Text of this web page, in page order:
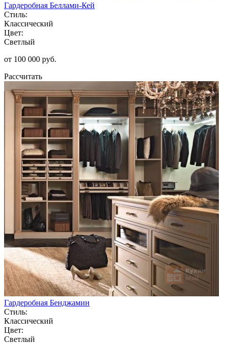
Гардеробная Беллами-Кей
Стиль:
Классический
Цвет:
Светлый
от 100 000 руб.
Рассчитать
Гардеробная Бенджамин
Стиль:
Классический
Цвет:
Светлый